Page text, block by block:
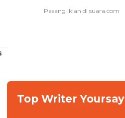
Top Writer Yoursay